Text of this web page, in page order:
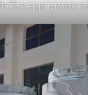
के लिए सतत जलकर